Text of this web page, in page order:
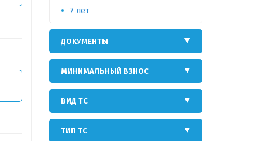
7 лет
ДОКУМЕНТЫ
МИНИМАЛЬНЫЙ ВЗНОС
ВИД ТС
ТИП ТС